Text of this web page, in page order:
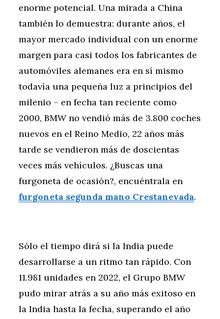
enorme potencial. Una mirada a China
también lo demuestra: durante años, el
mayor mercado individual con un enorme
margen para casi todos los fabricantes de
automóviles alemanes era en sí mismo
todavía una pequeña luz a principios del
milenio – en fecha tan reciente como
2000, BMW no vendió más de 3.800 coches
nuevos en el Reino Medio, 22 años más
tarde se vendieron más de doscientas
veces más vehículos. ¿Buscas una
furgoneta de ocasión?, encuéntrala en
furgoneta segunda mano Crestanevada.
Sólo el tiempo dirá si la India puede
desarrollarse a un ritmo tan rápido. Con
11.981 unidades en 2022, el Grupo BMW
pudo mirar atrás a su año más exitoso en
la India hasta la fecha, superando el año